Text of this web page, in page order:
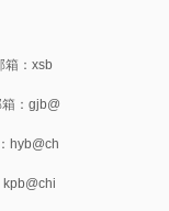
：xsb
：gjb@
hyb@ch